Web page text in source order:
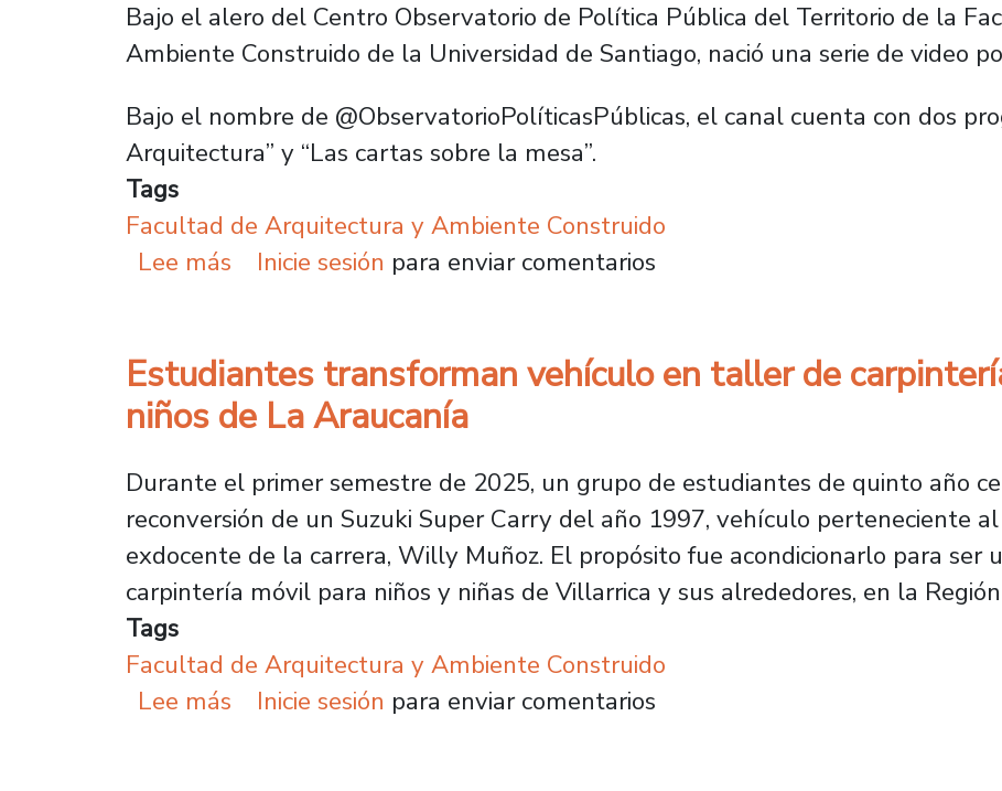
Bajo el alero del Centro Observatorio de Política Pública del Territorio de la
Ambiente Construido de la Universidad de Santiago, nació una serie de video
Bajo el nombre de @ObservatorioPolíticasPúblicas, el canal cuenta con dos
Arquitectura” y “Las cartas sobre la mesa”.
Tags
Facultad de Arquitectura y Ambiente Construido
Lee más sobre Espacio en YouTube de la Usach reflexiona sobre políticas
Inicie sesión para enviar comentarios
Estudiantes transforman vehículo en taller de
niños de La Araucanía
Durante el primer semestre de 2025, un grupo de estudiantes de quinto año
reconversión de un Suzuki Super Carry del año 1997, vehículo perteneciente
exdocente de la carrera, Willy Muñoz. El propósito fue acondicionarlo para ser
carpintería móvil para niños y niñas de Villarrica y sus alrededores, en la
Tags
Facultad de Arquitectura y Ambiente Construido
Lee más sobre Estudiantes transforman vehículo en taller de carpintería móvil
Inicie sesión para enviar comentarios